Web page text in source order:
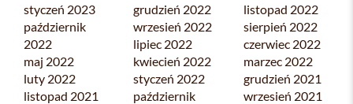
styczeń 2023
grudzień 2022
listopad 2022
październik
2022
wrzesień 2022
sierpień 2022
lipiec 2022
czerwiec 2022
maj 2022
kwiecień 2022
marzec 2022
luty 2022
styczeń 2022
grudzień 2021
listopad 2021
październik
wrzesień 2021